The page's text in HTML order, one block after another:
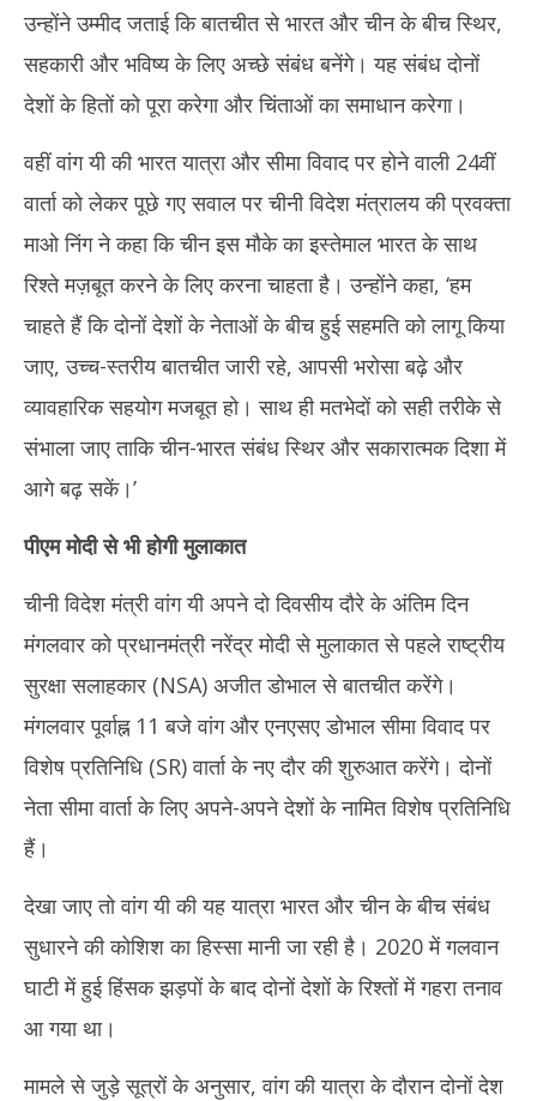
उन्होंने उम्मीद जताई कि बातचीत से भारत और चीन के बीच स्थिर,
सहकारी और भविष्य के लिए अच्छे संबंध बनेंगे। यह संबंध दोनों
देशों के हितों को पूरा करेगा और चिंताओं का समाधान करेगा।
वहीं वांग यी की भारत यात्रा और सीमा विवाद पर होने वाली 24वीं
वार्ता को लेकर पूछे गए सवाल पर चीनी विदेश मंत्रालय की प्रवक्ता
माओ निंग ने कहा कि चीन इस मौके का इस्तेमाल भारत के साथ
रिश्ते मज़बूत करने के लिए करना चाहता है। उन्होंने कहा, ‘हम
चाहते हैं कि दोनों देशों के नेताओं के बीच हुई सहमति को लागू किया
जाए, उच्च-स्तरीय बातचीत जारी रहे, आपसी भरोसा बढ़े और
व्यावहारिक सहयोग मजबूत हो। साथ ही मतभेदों को सही तरीके से
संभाला जाए ताकि चीन-भारत संबंध स्थिर और सकारात्मक दिशा में
आगे बढ़ सकें।’
पीएम मोदी से भी होगी मुलाकात
चीनी विदेश मंत्री वांग यी अपने दो दिवसीय दौरे के अंतिम दिन
मंगलवार को प्रधानमंत्री नरेंद्र मोदी से मुलाकात से पहले राष्ट्रीय
सुरक्षा सलाहकार (NSA) अजीत डोभाल से बातचीत करेंगे।
मंगलवार पूर्वाह्न 11 बजे वांग और एनएसए डोभाल सीमा विवाद पर
विशेष प्रतिनिधि (SR) वार्ता के नए दौर की शुरुआत करेंगे। दोनों
नेता सीमा वार्ता के लिए अपने-अपने देशों के नामित विशेष प्रतिनिधि
हैं।
देखा जाए तो वांग यी की यह यात्रा भारत और चीन के बीच संबंध
सुधारने की कोशिश का हिस्सा मानी जा रही है। 2020 में गलवान
घाटी में हुई हिंसक झड़पों के बाद दोनों देशों के रिश्तों में गहरा तनाव
आ गया था।
मामले से जुड़े सूत्रों के अनुसार, वांग की यात्रा के दौरान दोनों देश